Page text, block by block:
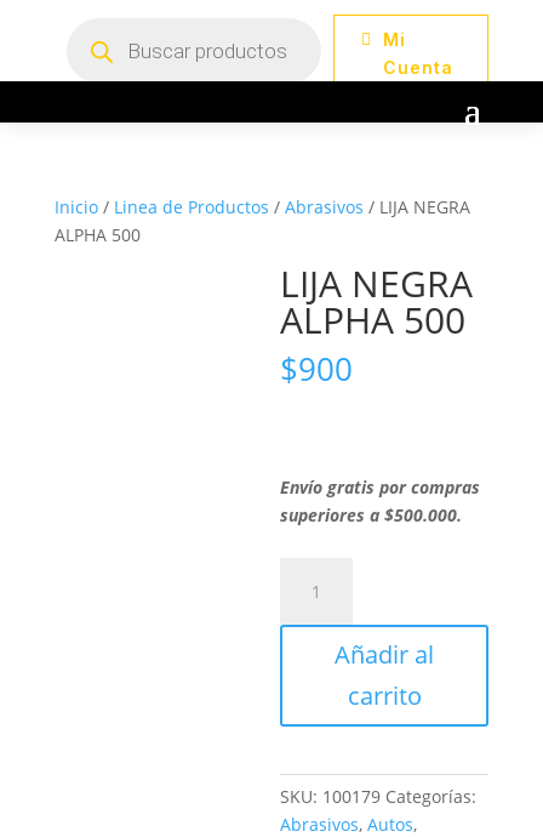
productos
Mi
Cuenta
Inicio/ Linea de Productos / Abrasivos / LIJA NEGRA
ALPHA 500
LIJA NEGRA
ALPHA 500
$900
Envío gratis por compras
superiores a $500.000.
NEGRA
ALPHA
Añadir al
carrito
SKU: 100179 Categorías:
Abrasivos,Autos,